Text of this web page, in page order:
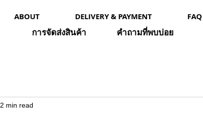
ABOUT DELIVERY & PAYMENT FAQ
การจัดส่งสินค้า คำถามที่พบบ่อย
2 min read